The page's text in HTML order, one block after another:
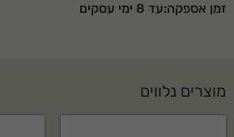
זמן אספקה:עד 8 ימי עסקים
מוצרים נלווים